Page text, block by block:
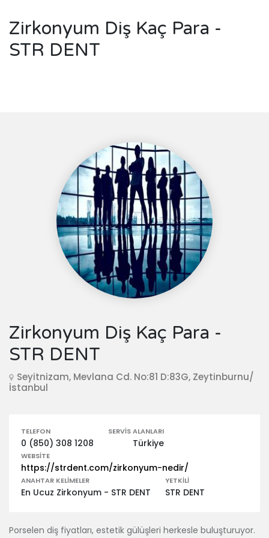
Zirkonyum Diş Kaç Para -
STR DENT
Zirkonyum Diş Kaç Para -
STR DENT
Seyitnizam, Mevlana Cd. No:81 D:83G, Zeytinburnu/
İstanbul
TELEFON
0 (850) 308 1208
SERVIS ALANLARI
Türkiye
WEBSITE
https://strdent.com/zirkonyum-nedir/
ANAHTAR KELIMELER
En Ucuz Zirkonyum - STR DENT
YETKILI
STR DENT
Porselen diş fiyatları, estetik gülüşleri herkesle buluşturuyor.